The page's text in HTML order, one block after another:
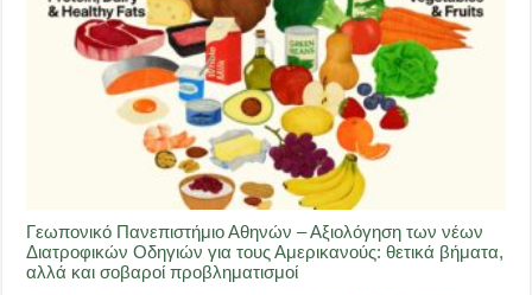
Γεωπονικό Πανεπιστήμιο Αθηνών – Αξιολόγηση των νέων
Διατροφικών Οδηγιών για τους Αμερικανούς: θετικά βήματα,
αλλά και σοβαροί προβληματισμοί